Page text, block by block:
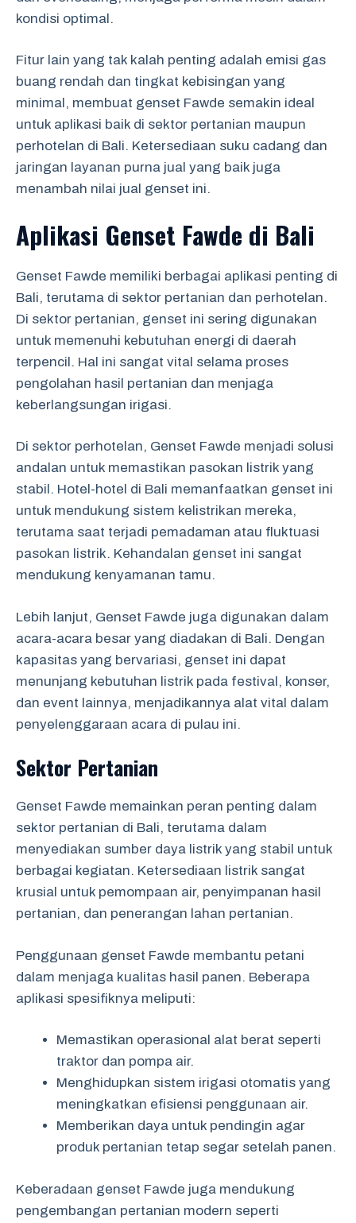
kondisi optimal.
Fitur lain yang tak kalah penting adalah emisi gas
buang rendah dan tingkat kebisingan yang
minimal, membuat genset Fawde semakin ideal
untuk aplikasi baik di sektor pertanian maupun
perhotelan di Bali. Ketersediaan suku cadang dan
jaringan layanan purna jual yang baik juga
menambah nilai jual genset ini.
Aplikasi Genset Fawde di Bali
Genset Fawde memiliki berbagai aplikasi penting di
Bali, terutama di sektor pertanian dan perhotelan.
Di sektor pertanian, genset ini sering digunakan
untuk memenuhi kebutuhan energi di daerah
terpencil. Hal ini sangat vital selama proses
pengolahan hasil pertanian dan menjaga
keberlangsungan irigasi.
Di sektor perhotelan, Genset Fawde menjadi solusi
andalan untuk memastikan pasokan listrik yang
stabil. Hotel-hotel di Bali memanfaatkan genset ini
untuk mendukung sistem kelistrikan mereka,
terutama saat terjadi pemadaman atau fluktuasi
pasokan listrik. Kehandalan genset ini sangat
mendukung kenyamanan tamu.
Lebih lanjut, Genset Fawde juga digunakan dalam
acara-acara besar yang diadakan di Bali. Dengan
kapasitas yang bervariasi, genset ini dapat
menunjang kebutuhan listrik pada festival, konser,
dan event lainnya, menjadikannya alat vital dalam
penyelenggaraan acara di pulau ini.
Sektor Pertanian
Genset Fawde memainkan peran penting dalam
sektor pertanian di Bali, terutama dalam
menyediakan sumber daya listrik yang stabil untuk
berbagai kegiatan. Ketersediaan listrik sangat
krusial untuk pemompaan air, penyimpanan hasil
pertanian, dan penerangan lahan pertanian.
Penggunaan genset Fawde membantu petani
dalam menjaga kualitas hasil panen. Beberapa
aplikasi spesifiknya meliputi:
Memastikan operasional alat berat seperti
traktor dan pompa air.
Menghidupkan sistem irigasi otomatis yang
meningkatkan efisiensi penggunaan air.
Memberikan daya untuk pendingin agar
produk pertanian tetap segar setelah panen.
Keberadaan genset Fawde juga mendukung
pengembangan pertanian modern seperti